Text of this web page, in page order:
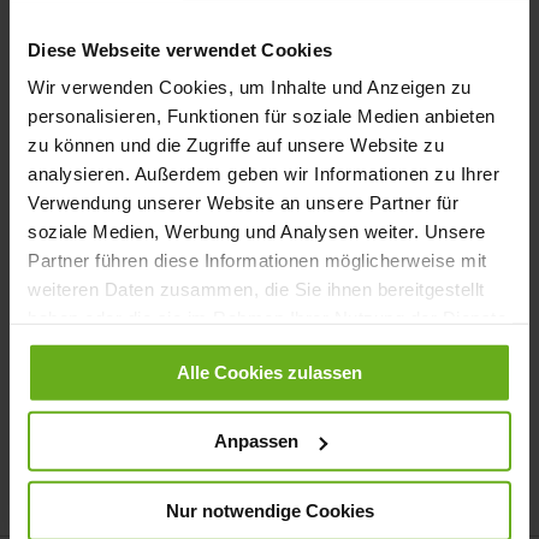
Diese Webseite verwendet Cookies
Wir verwenden Cookies, um Inhalte und Anzeigen zu
personalisieren, Funktionen für soziale Medien anbieten
zu können und die Zugriffe auf unsere Website zu
analysieren. Außerdem geben wir Informationen zu Ihrer
Verwendung unserer Website an unsere Partner für
soziale Medien, Werbung und Analysen weiter. Unsere
Partner führen diese Informationen möglicherweise mit
weiteren Daten zusammen, die Sie ihnen bereitgestellt
gesammelt haben.
Alle Cookies zulassen
Anpassen
Nur notwendige Cookies
Passwort vergessen?
Neue Kunden
Ein Konto zu erstellen hat viele Vorteile: schneller zur Kasse
gehen, mehr als eine Adresse speichern, Bestellungen verfolgen
und mehr.
Ein Konto erstellen